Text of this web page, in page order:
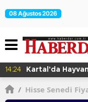
08 Ağustos 2026
14:24 Kartal'da Hayvan
/ Hisse Senedi